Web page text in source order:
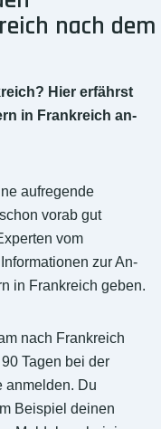
nach dem
Hier erfährst
in Frankreich an-
aufregende
vorab gut
vom
zur An-
in Frankreich geben.
nach Frankreich
Tagen bei der
anmelden. Du
Beispiel deinen